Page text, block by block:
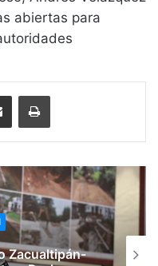
abiertas para
Compartir vía email Imprimir
Zacualtipán-